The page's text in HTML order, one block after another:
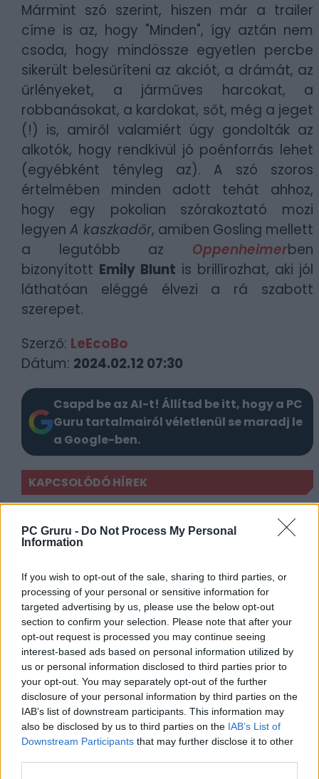
PC Gruru - Do Not Process My Personal
Information
If you wish to opt-out of the sale, sharing to third parties, or
processing of your personal or sensitive information for
targeted advertising by us, please use the below opt-out
section to confirm your selection. Please note that after your
opt-out request is processed you may continue seeing
interest-based ads based on personal information utilized by
us or personal information disclosed to third parties prior to
your opt-out. You may separately opt-out of the further
disclosure of your personal information by third parties on the
IAB’s list of downstream participants. This information may
also be disclosed by us to third parties on the IAB’s List of
Downstream Participants that may further disclose it to other
Mármint szó szerint, hiszen már a trailer
címe is az, hogy "Minden", így aztán nem
csoda, hogy mindössze egyetlen percbe
sikerült belesűríteni az akciót, a drámát, az
űrlényeket, a járműves harcokat, a
robbanásokat, a kardokat, sőt, még a jeget
(!) is, amiről valamiért úgy gondolták az
alkotók, hogy rendkívül jó poénforrás lehet
(egyébként tényleg az). A szó szoros
értelmében minden adott tehát ahhoz,
hogy egy pokolian szórakoztató mozi
legyen A kaszkadőr, amiben Gosling mellett
a legutóbb az Oppenheimerben
bizonyított Emily Blunt is brillírozhat, aki jól
láthatóan eléggé élvezi a rá szabott
szerepet.
Szerző: LeEcoBo
Dátum: 2024.02.12 07:30
Csapd be az AI-t! Állítsd be itt, hogy a PC
Guru tartalmairól véletlenül se maradj le
a Google-ben.
KAPCSOLÓDÓ HÍREK
Gosling
Szabályosan berobbant A kaszkadőr
előzetese Ryan Goslinggal
Több látványos folytatást is kaphat A
kaszkadőr
Ryan Gosling összehaverkodott kaszkadőr
elődjével
LEGFRISSEBB VIDEÓNK